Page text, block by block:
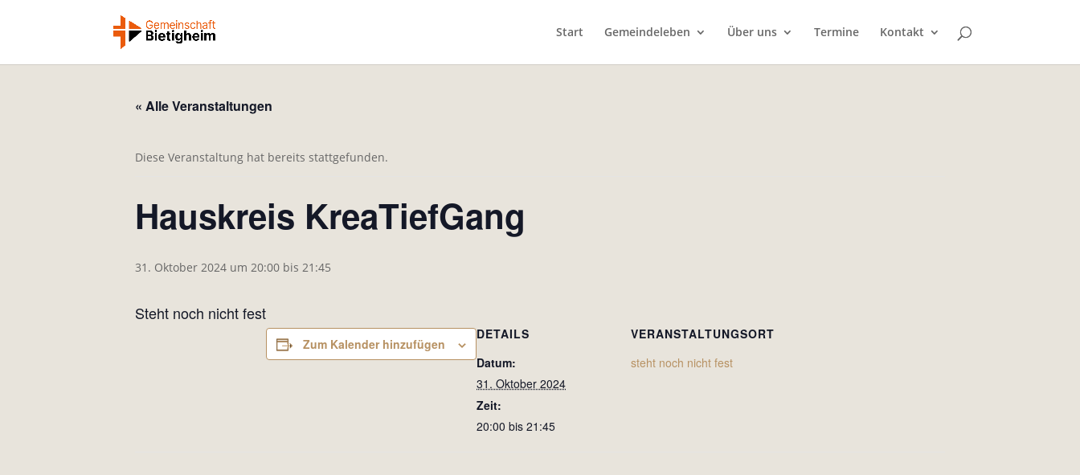
Start Gemeindeleben Über uns Termine Kontakt
« Alle Veranstaltungen
Diese Veranstaltung hat bereits stattgefunden.
Hauskreis KreaTiefGang
31. Oktober 2024 um 20:00 bis 21:45
Steht noch nicht fest
Zum Kalender hinzufügen
DETAILS
Datum:
31. Oktober 2024
Zeit:
20:00 bis 21:45
VERANSTALTUNGSORT
steht noch nicht fest